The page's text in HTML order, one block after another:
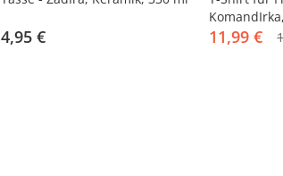
4,95 €
XL
11,99 €